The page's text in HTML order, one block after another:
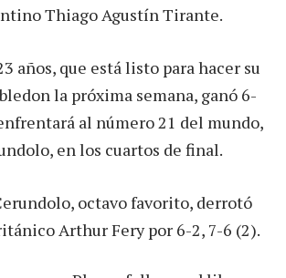
Thiago Agustín Tirante.
años, que está listo para hacer su
la próxima semana, ganó 6-
al número 21 del mundo,
en los cuartos de final.
octavo favorito, derrotó
Arthur Fery por 6-2, 7-6 (2).